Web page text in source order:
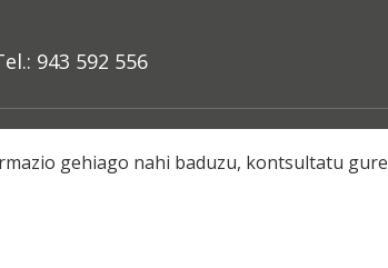
943 592 556
gehiago nahi baduzu, kontsultatu gure